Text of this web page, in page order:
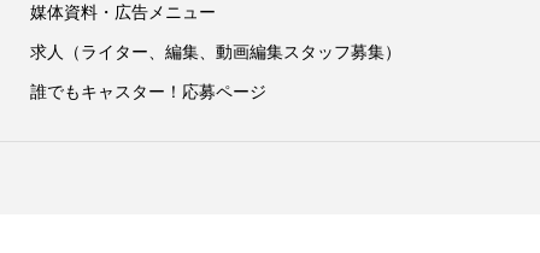
媒体資料・広告メニュー
求人（ライター、編集、動画編集スタッフ募集）
誰でもキャスター！応募ページ